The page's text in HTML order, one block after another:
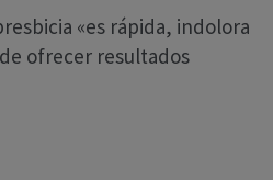
«es rápida, indolora
ofrecer resultados